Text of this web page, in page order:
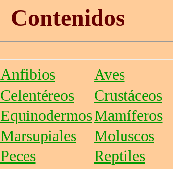
Contenidos
Anfibios
Aves
Celentéreos
Crustáceos
EquinodermosMamíferos
Marsupiales
Moluscos
Peces
Reptiles